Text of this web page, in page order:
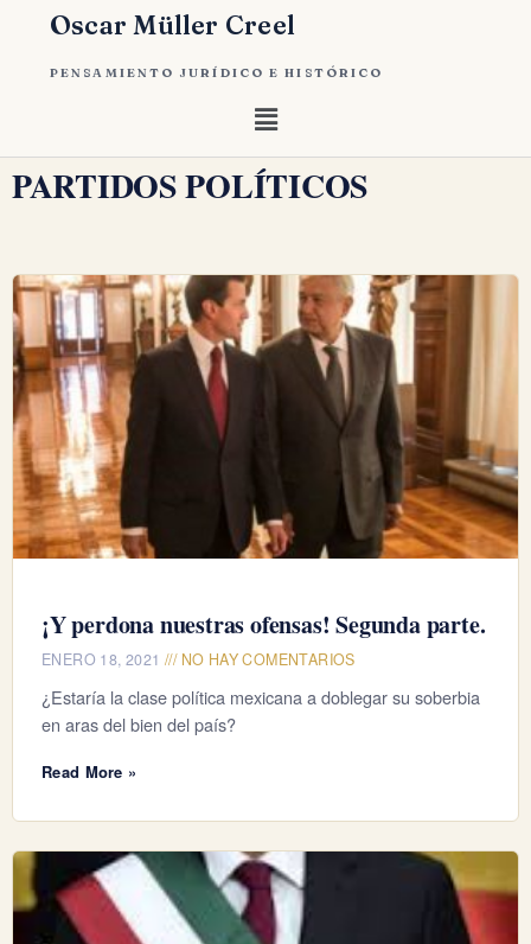
Oscar Müller Creel
PENSAMIENTO JURÍDICO E HISTÓRICO
PARTIDOS POLÍTICOS
¡Y perdona nuestras ofensas! Segunda parte.
ENERO 18, 2021 NO HAY COMENTARIOS
¿Estaría la clase política mexicana a doblegar su soberbia
en aras del bien del país?
Read More »